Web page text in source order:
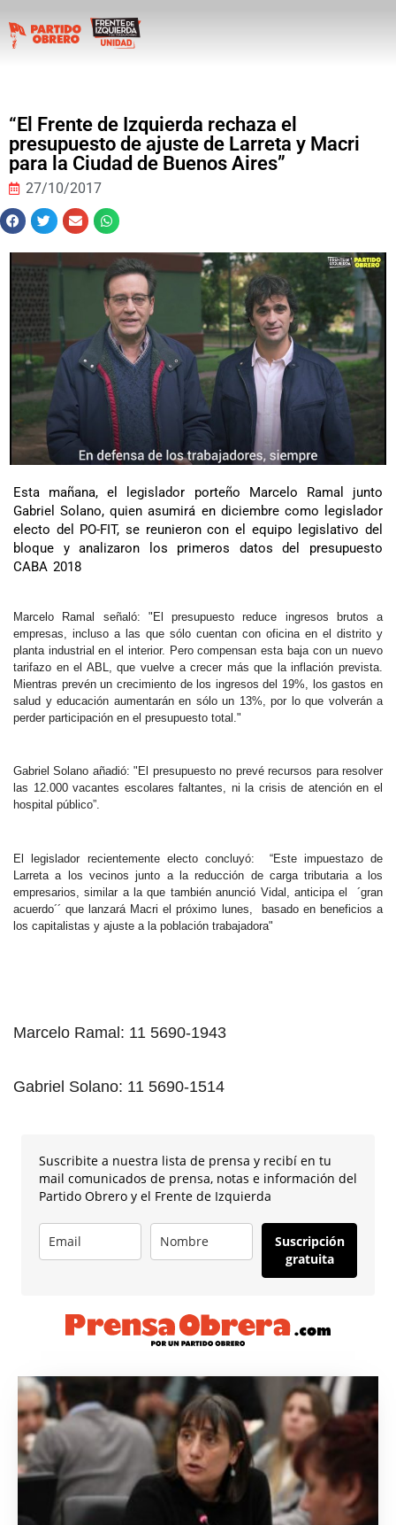
“El Frente de Izquierda rechaza el
presupuesto de ajuste de Larreta y Macri
para la Ciudad de Buenos Aires”
27/10/2017
Esta mañana, el legislador porteño Marcelo Ramal junto
Gabriel Solano, quien asumirá en diciembre como legislador
electo del PO-FIT, se reunieron con el equipo legislativo del
bloque y analizaron los primeros datos del presupuesto
CABA 2018
Marcelo Ramal señaló: "El presupuesto reduce ingresos brutos a
empresas, incluso a las que sólo cuentan con oficina en el distrito y
planta industrial en el interior. Pero compensan esta baja con un nuevo
tarifazo en el ABL, que vuelve a crecer más que la inflación prevista.
Mientras prevén un crecimiento de los ingresos del 19%, los gastos en
salud y educación aumentarán en sólo un 13%, por lo que volverán a
perder participación en el presupuesto total."
Gabriel Solano añadió: "El presupuesto no prevé recursos para resolver
las 12.000 vacantes escolares faltantes, ni la crisis de atención en el
hospital público”.
El legislador recientemente electo concluyó: “Este impuestazo de
Larreta a los vecinos junto a la reducción de carga tributaria a los
empresarios, similar a la que también anunció Vidal, anticipa el ´gran
acuerdo´´ que lanzará Macri el próximo lunes, basado en beneficios a
los capitalistas y ajuste a la población trabajadora"
Marcelo Ramal: 11 5690-1943
Gabriel Solano: 11 5690-1514
Suscribite a nuestra lista de prensa y recibí en tu
mail comunicados de prensa, notas e información del
Partido Obrero y el Frente de Izquierda
Suscripción
gratuita